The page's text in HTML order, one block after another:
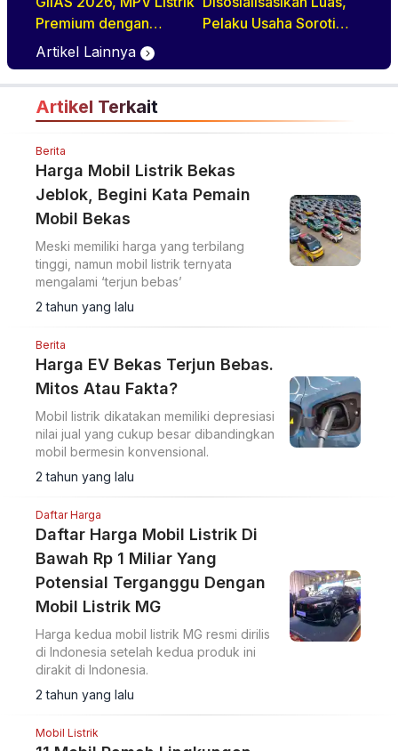
Premium dengan
Definisi Baru Quiet
Luxury
Pelaku Usaha Soroti
BBM
Artikel Lainnya
Artikel Terkait
Berita
Harga Mobil Listrik Bekas
Jeblok, Begini Kata Pemain
Mobil Bekas
Meski memiliki harga yang terbilang
tinggi, namun mobil listrik ternyata
mengalami ‘terjun bebas’
2 tahun yang lalu
Berita
Harga EV Bekas Terjun Bebas.
Mitos Atau Fakta?
Mobil listrik dikatakan memiliki depresiasi
nilai jual yang cukup besar dibandingkan
mobil bermesin konvensional.
2 tahun yang lalu
Daftar Harga
Daftar Harga Mobil Listrik Di
Bawah Rp 1 Miliar Yang
Potensial Terganggu Dengan
Mobil Listrik MG
Harga kedua mobil listrik MG resmi dirilis
di Indonesia setelah kedua produk ini
dirakit di Indonesia.
2 tahun yang lalu
Mobil Listrik